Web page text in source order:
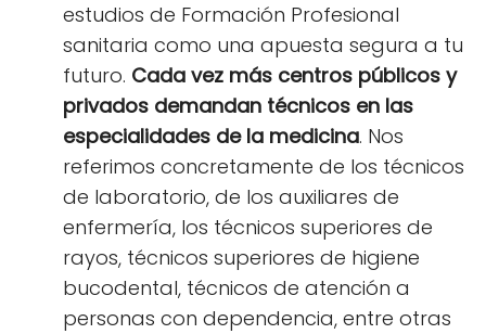
estudios de Formación Profesional
sanitaria como una apuesta segura a tu
futuro. Cada vez más centros públicos y
privados demandan técnicos en las
especialidades de la medicina. Nos
referimos concretamente de los técnicos
de laboratorio, de los auxiliares de
enfermería, los técnicos superiores de
rayos, técnicos superiores de higiene
bucodental, técnicos de atención a
personas con dependencia, entre otras